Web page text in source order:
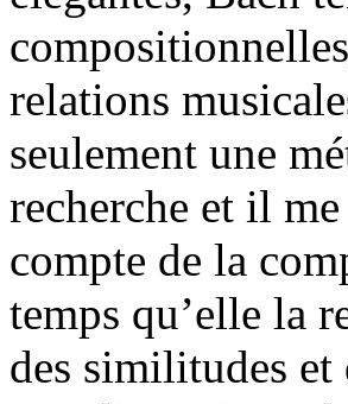
relations
seulement une
recherche et il
compte de la
temps qu’elle la
des similitudes et